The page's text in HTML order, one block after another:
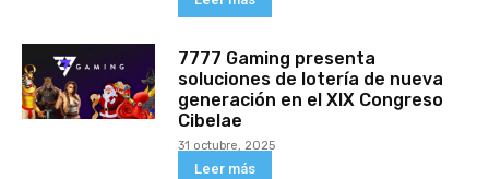
7777 Gaming presenta
soluciones de lotería de nueva
generación en el XIX Congreso
Cibelae
31 octubre, 2025
Leer más